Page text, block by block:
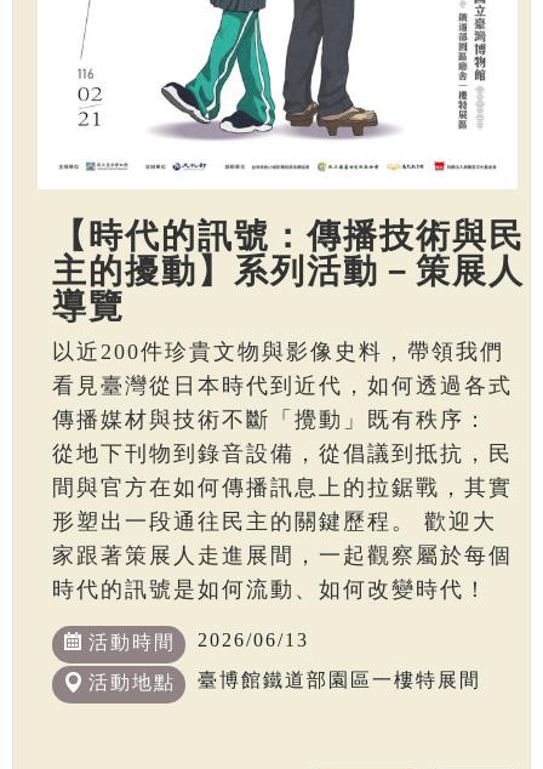
【時代的訊號：傳播技術與民
主的擾動】系列活動－策展人
導覽
以近200件珍貴文物與影像史料，帶領我們
看見臺灣從日本時代到近代，如何透過各式
傳播媒材與技術不斷「攪動」既有秩序：
從地下刊物到錄音設備，從倡議到抵抗，民
間與官方在如何傳播訊息上的拉鋸戰，其實
形塑出一段通往民主的關鍵歷程。 歡迎大
家跟著策展人走進展間，一起觀察屬於每個
時代的訊號是如何流動、如何改變時代！
活動時間 2026/06/13
活動地點 臺博館鐵道部園區一樓特展間